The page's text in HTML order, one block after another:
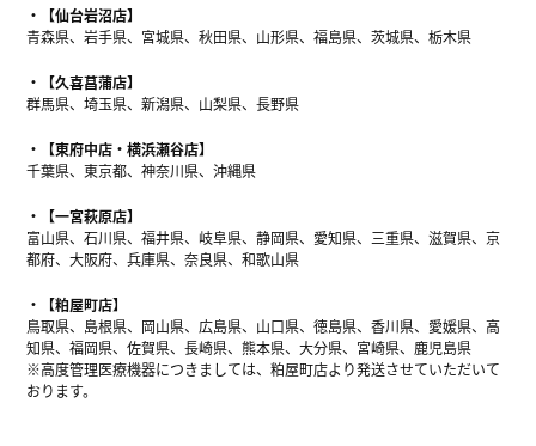
【仙台岩沼店】
青森県、岩手県、宮城県、秋田県、山形県、福島県、茨城県、栃木県
【久喜菖蒲店】
群馬県、埼玉県、新潟県、山梨県、長野県
【東府中店・横浜瀬谷店】
千葉県、東京都、神奈川県、沖縄県
【一宮萩原店】
富山県、石川県、福井県、岐阜県、静岡県、愛知県、三重県、滋賀県、京
都府、大阪府、兵庫県、奈良県、和歌山県
【粕屋町店】
鳥取県、島根県、岡山県、広島県、山口県、徳島県、香川県、愛媛県、高
知県、福岡県、佐賀県、長崎県、熊本県、大分県、宮崎県、鹿児島県
※高度管理医療機器につきましては、粕屋町店より発送させていただいて
おります。